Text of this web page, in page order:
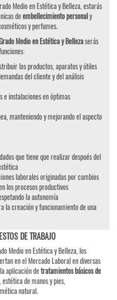
Medio en Estética y Belleza, estarás
deembellecimiento personaly
y perfumes.
Medio en Estética y Bellezaserás
los productos, aparatos y útiles
del cliente y del análisis
e instalaciones en óptimas
manteniendo y mejorando el aspecto
que tiene que realizar después del
laborales originadas por cambios
los procesos productivos
la autonomía
la creación y funcionamiento de una
DE TRABAJO
Medio en Estética y Belleza, los
en el Mercado Laboral en diversas
aplicación detratamientos básicos de
de manos y pies,
natural.